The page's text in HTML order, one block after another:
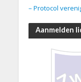
– Protocol
Aanmelden